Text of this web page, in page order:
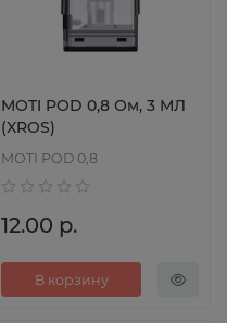
MOTI POD 0,8 Ом, 3 МЛ
(XROS)
MOTI POD 0,8
12.00 р.
В корзину